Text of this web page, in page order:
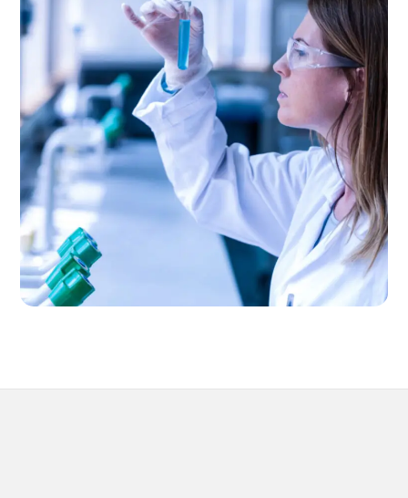
Laboratory Tests
LABORATORY